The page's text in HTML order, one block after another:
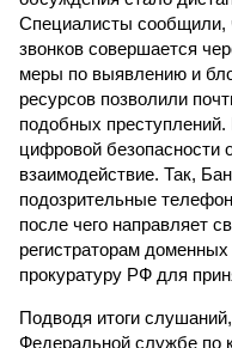
Специалисты сообщили,
звонков совершается
меры по выявлению и
ресурсов позволили
подобных
цифровой безопасности
взаимодействие. Так,
подозрительные
после чего направляет
регистраторам
прокуратуру РФ для
Подводя итоги
Федеральной службе по